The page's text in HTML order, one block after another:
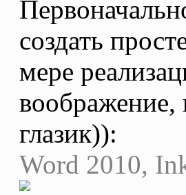
создать
мере
воображение,
глазик)):
Word 2010,